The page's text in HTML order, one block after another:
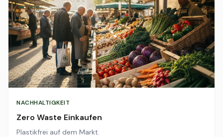
NACHHALTIGKEIT
Zero Waste Einkaufen
Plastikfrei auf dem Markt.